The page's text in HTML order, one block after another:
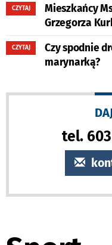
CZYTAJ
Mieszkańcy
Grzegorza
CZYTAJ
Czy spodnie
marynarką?
tel.